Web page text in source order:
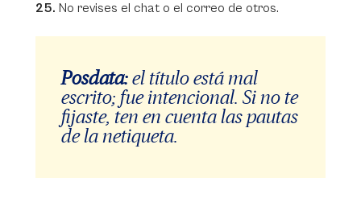
25. No revises el chat o el correo de otros.
Posdata:el título está mal
escrito; fue intencional. Si no te
fijaste, ten en cuenta las pautas
de la netiqueta.